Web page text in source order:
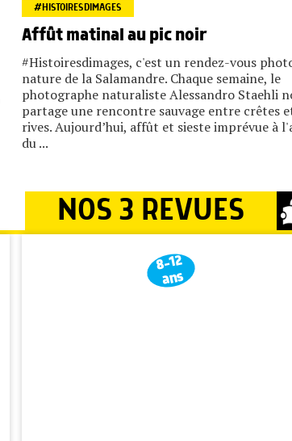
#HISTOIRESDIMAGES
Affût matinal au pic noir
#Histoiresdimages, c'est un rendez-vous
nature de la Salamandre. Chaque semaine, le
photographe naturaliste Alessandro Staehli
partage une rencontre sauvage entre crêtes
rives. Aujourd’hui, affût et sieste imprévue à
du ...
NOS 3 REVUES
8-12
ans